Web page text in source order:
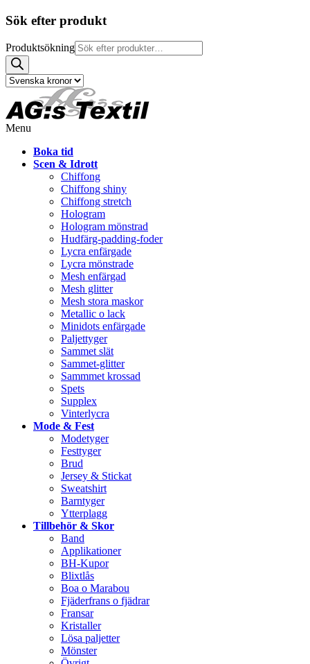
Sök efter produkt
Produktsökning
Menu
Boka tid
Scen & Idrott
Chiffong
Chiffong shiny
Chiffong stretch
Hologram
Hologram mönstrad
Hudfärg-padding-foder
Lycra enfärgade
Lycra mönstrade
Mesh enfärgad
Mesh glitter
Mesh stora maskor
Metallic o lack
Minidots enfärgade
Paljettyger
Sammet slät
Sammet-glitter
Sammmet krossad
Spets
Supplex
Vinterlycra
Mode & Fest
Modetyger
Festtyger
Brud
Jersey & Stickat
Sweatshirt
Barntyger
Ytterplagg
Tillbehör & Skor
Band
Applikationer
BH-Kupor
Blixtlås
Boa o Marabou
Fjäderfrans o fjädrar
Fransar
Kristaller
Lösa paljetter
Mönster